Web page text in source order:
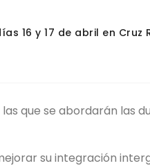
16 y 17 de abril en Cruz
que se abordarán las
su integración